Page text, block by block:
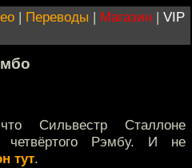
| Переводы | Магазин | VIP
Сильвестр Сталлоне
четвёртого Рэмбу. И не
тут.